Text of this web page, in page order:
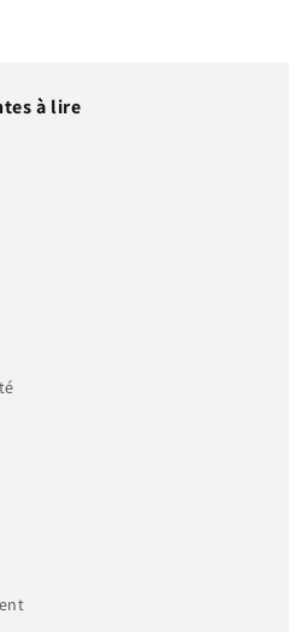
à lire